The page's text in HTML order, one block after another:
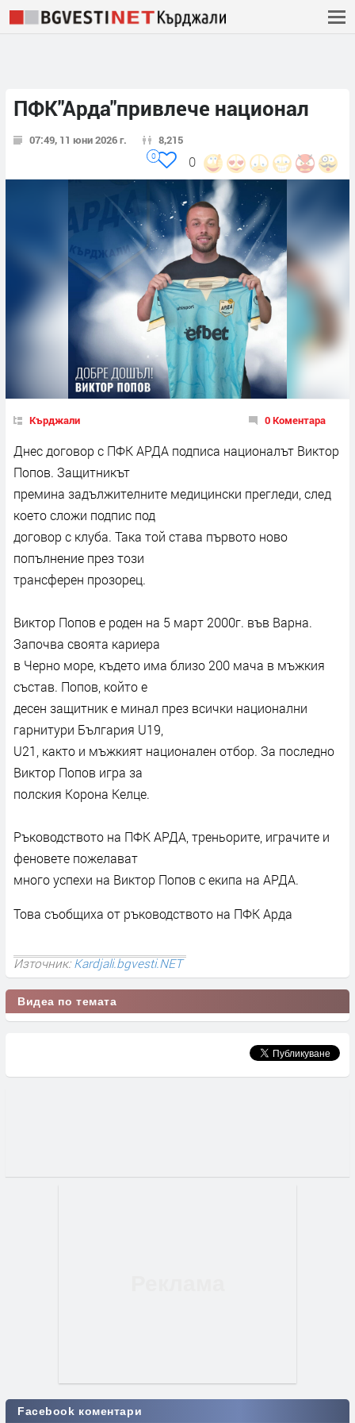
ПФК"Арда"привлече национал
07:49, 11 юни 2026 г. 8,215
0
0
Кърджали 0 Коментара
Днес договор с ПФК АРДА подписа националът Виктор
Попов. Защитникът
премина задължителните медицински прегледи, след
което сложи подпис под
договор с клуба. Така той става първото ново
попълнение през този
трансферен прозорец.
Виктор Попов е роден на 5 март 2000г. във Варна.
Започва своята кариера
в Черно море, където има близо 200 мача в мъжкия
състав. Попов, който е
десен защитник е минал през всички национални
гарнитури България U19,
U21, както и мъжкият национален отбор. За последно
Виктор Попов игра за
полския Корона Келце.
Ръководството на ПФК АРДА, треньорите, играчите и
феновете пожелават
много успехи на Виктор Попов с екипа на АРДА.
Това съобщиха от ръководството на ПФК Арда
Източник:Kardjali.bgvesti.NET
Видеа по темата
Facebook коментари